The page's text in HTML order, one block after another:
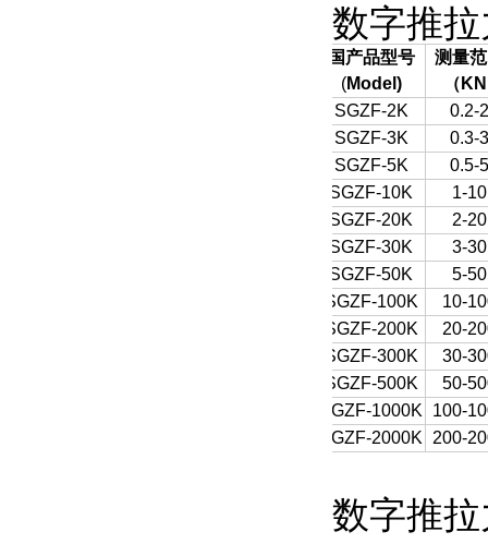
数字推
国产品型号
(Model)
测量
（ KN
SGZF-2K
0.2-2
SGZF-3K
0.3-3
SGZF-5K
0.5-5
SGZF-10K
1-10
SGZF-20K
2-20
SGZF-30K
3-30
SGZF-50K
5-50
SGZF-100K
10-
SGZF-200K
20-
SGZF-300K
30-
SGZF-500K
50-
SGZF-1000K
100-
SGZF-2000K
200-
数字推